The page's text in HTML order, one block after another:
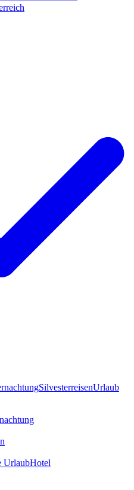
SilvesterreisenUrlaub
UrlaubHotel